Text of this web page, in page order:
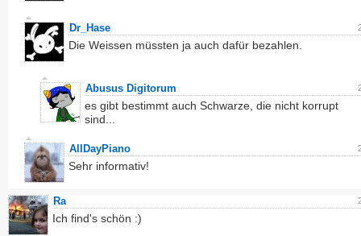
Dr_Hase
Die Weissen müssten ja auch dafür bezahlen.
Abusus Digitorum
es gibt bestimmt auch Schwarze, die nicht korrupt
sind...
AllDayPiano
Sehr informativ!
Ra
Ich find's schön :)